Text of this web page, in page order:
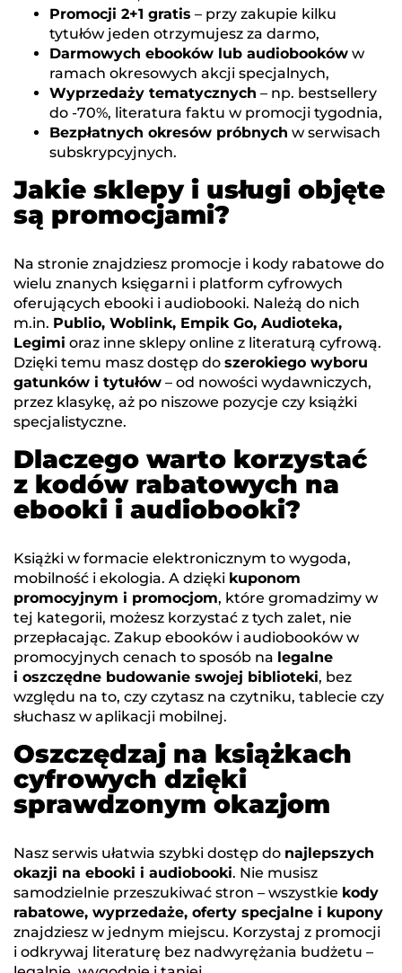
Promocji 2+1 gratis – przy zakupie kilku
tytułów jeden otrzymujesz za darmo,
Darmowych ebooków lub audiobooków w
ramach okresowych akcji specjalnych,
Wyprzedaży tematycznych – np. bestsellery
do -70%, literatura faktu w promocji tygodnia,
Bezpłatnych okresów próbnych w serwisach
subskrypcyjnych.
Jakie sklepy i usługi objęte
są promocjami?
Na stronie znajdziesz promocje i kody rabatowe do
wielu znanych księgarni i platform cyfrowych
oferujących ebooki i audiobooki. Należą do nich
m.in. Publio, Woblink, Empik Go, Audioteka,
Legimi oraz inne sklepy online z literaturą cyfrową.
Dzięki temu masz dostęp do szerokiego wyboru
gatunków i tytułów – od nowości wydawniczych,
przez klasykę, aż po niszowe pozycje czy książki
specjalistyczne.
Dlaczego warto korzystać
z kodów rabatowych na
ebooki i audiobooki?
Książki w formacie elektronicznym to wygoda,
mobilność i ekologia. A dzięki kuponom
promocyjnym i promocjom, które gromadzimy w
tej kategorii, możesz korzystać z tych zalet, nie
przepłacając. Zakup ebooków i audiobooków w
promocyjnych cenach to sposób na legalne
i oszczędne budowanie swojej biblioteki, bez
względu na to, czy czytasz na czytniku, tablecie czy
słuchasz w aplikacji mobilnej.
Oszczędzaj na książkach
cyfrowych dzięki
sprawdzonym okazjom
Nasz serwis ułatwia szybki dostęp do najlepszych
okazji na ebooki i audiobooki. Nie musisz
samodzielnie przeszukiwać stron – wszystkie kody
rabatowe, wyprzedaże, oferty specjalne i kupony
znajdziesz w jednym miejscu. Korzystaj z promocji
i odkrywaj literaturę bez nadwyrężania budżetu –